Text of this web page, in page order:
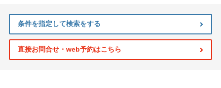
条件を指定して検索をする
直接お問合せ・web予約はこちら